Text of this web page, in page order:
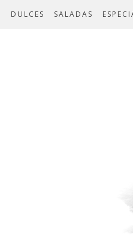
DULCES SALADAS